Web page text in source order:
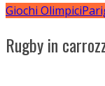
Giochi Olimpici
Rugby in